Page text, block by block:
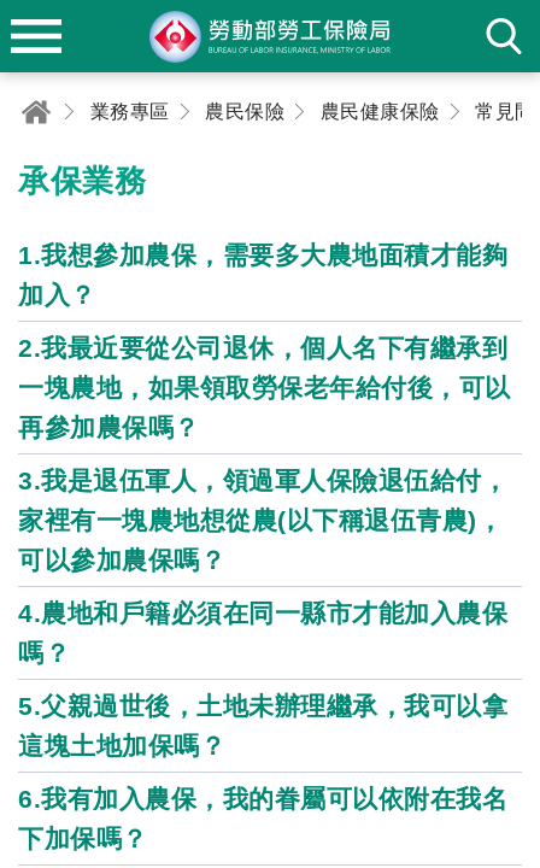
業務專區 農民保險 農民健康保險 常見問
承保業務
1.我想參加農保，需要多大農地面積才能夠
加入？
2.我最近要從公司退休，個人名下有繼承到
一塊農地，如果領取勞保老年給付後，可以
再參加農保嗎？
3.我是退伍軍人，領過軍人保險退伍給付，
家裡有一塊農地想從農(以下稱退伍青農)，
可以參加農保嗎？
4.農地和戶籍必須在同一縣市才能加入農保
嗎？
5.父親過世後，土地未辦理繼承，我可以拿
這塊土地加保嗎？
6.我有加入農保，我的眷屬可以依附在我名
下加保嗎？